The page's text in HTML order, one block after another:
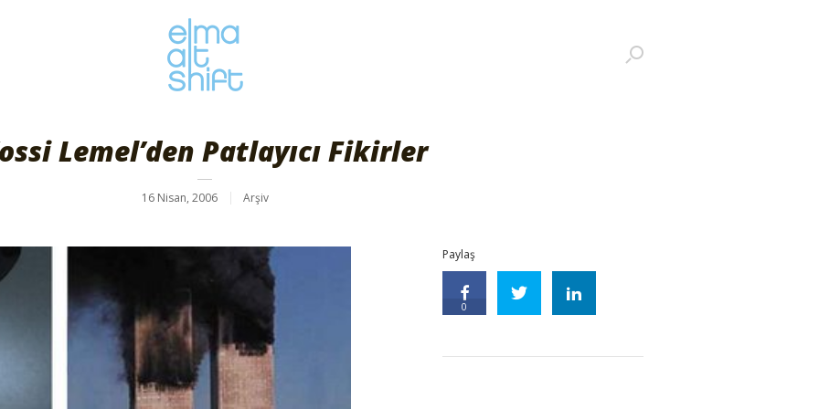
Lemel’den Patlayıcı Fikirler
16 Nisan, 2006 Arşiv
Paylaş
0